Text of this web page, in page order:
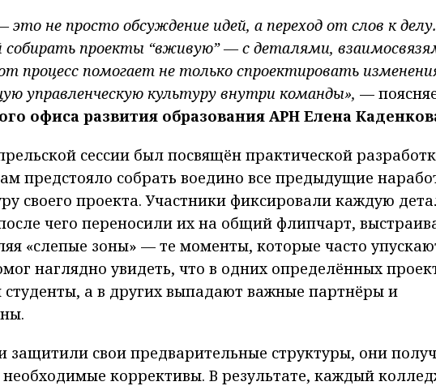
это не просто обсуждение идей, а переход от слов к
проекты “вживую” — с деталями,
процесс помогает не только спроектировать
управленческую культуру внутри команды», —
офиса развития образования АРН Елена
сессии был посвящён практической
предстояло собрать воедино все предыдущие
своего проекта. Участники фиксировали каждую
чего переносили их на общий флипчарт,
«слепые зоны» — те моменты, которые часто
наглядно увидеть, что в одних определённых
студенты, а в других выпадают важные партнёры и
защитили свои предварительные структуры, они
необходимые коррективы. В результате, каждый